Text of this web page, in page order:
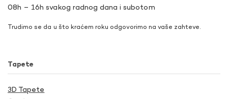
08h – 16h svakog radnog dana i subotom
Trudimo se da u što kraćem roku odgovorimo na vaše zahteve.
Tapete
3D Tapete